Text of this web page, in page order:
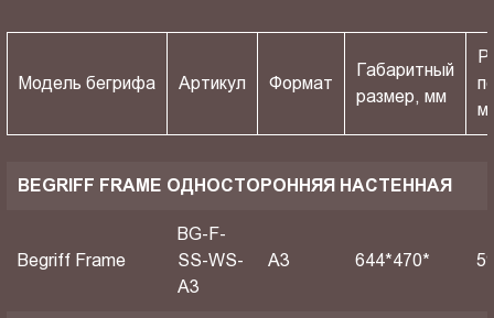
Модель бегрифа Артикул Формат
Габаритный
размер, мм
BEGRIFF FRAME ОДНОСТОРОННЯЯ НАСТЕННАЯ
Begriff Frame
BG-F-
SS-WS-
A3
A3 644*470*